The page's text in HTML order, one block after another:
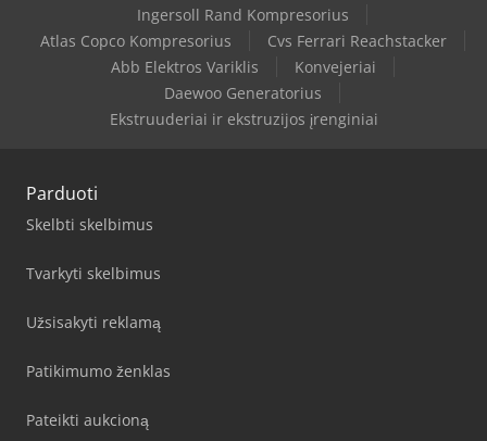
Ingersoll Rand Kompresorius
Atlas Copco Kompresorius
Cvs Ferrari Reachstacker
Abb Elektros Variklis
Konvejeriai
Daewoo Generatorius
Ekstruuderiai ir ekstruzijos įrenginiai
Parduoti
Skelbti skelbimus
Tvarkyti skelbimus
Užsisakyti reklamą
Patikimumo ženklas
Pateikti aukcioną